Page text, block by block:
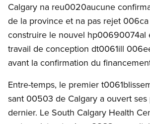
Calgary na reu0020aucune
de la province et na pas rejet
construire le nouvel hp00690074al
travail de conception dt0061ill
avant la confirmation du
Entre-temps, le premier
sant 00503 de Calgary a ouvert
dernier. Le South Calgary Health